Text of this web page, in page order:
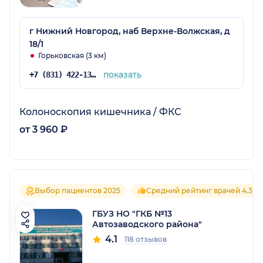
г Нижний Новгород, наб Верхне-Волжская, д
18/1
Горьковская (3 км)
+7 (831) 422-13-30 показать
Колоноскопия кишечника / ФКС
от 3 960 ₽
Выбор пациентов 2025 Средний рейтинг врачей 4.3
ГБУЗ НО "ГКБ №13
Автозаводского района"
4.1 118 отзывов